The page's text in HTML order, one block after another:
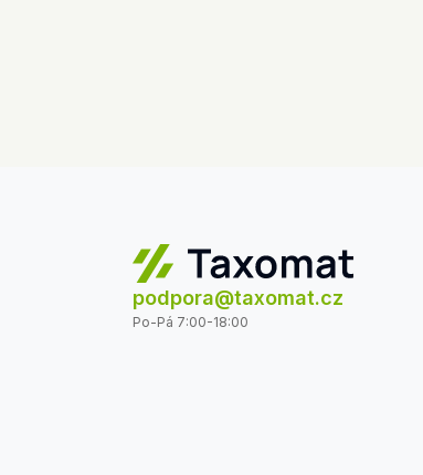
podpora@taxomat.cz
Po-Pá 7:00-18:00